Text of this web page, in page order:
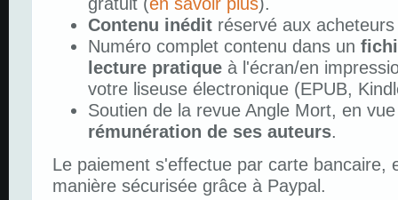
Contenu inédit réservé aux
Numéro complet contenu dans un
lecture pratique à l'écran/en
votre liseuse électronique (EPUB,
Soutien de la revue Angle Mort, en
rémunération de ses auteurs.
Le paiement s'effectue par carte bancaire,
manière sécurisée grâce à Paypal.